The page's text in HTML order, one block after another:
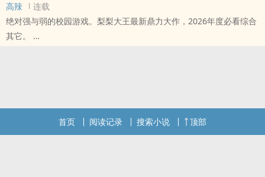
高辣
连载
绝对强与弱的校园游戏。梨梨大王最新鼎力大作，2026年度必看综合
其它。
首页 阅读记录 搜索小说 顶部